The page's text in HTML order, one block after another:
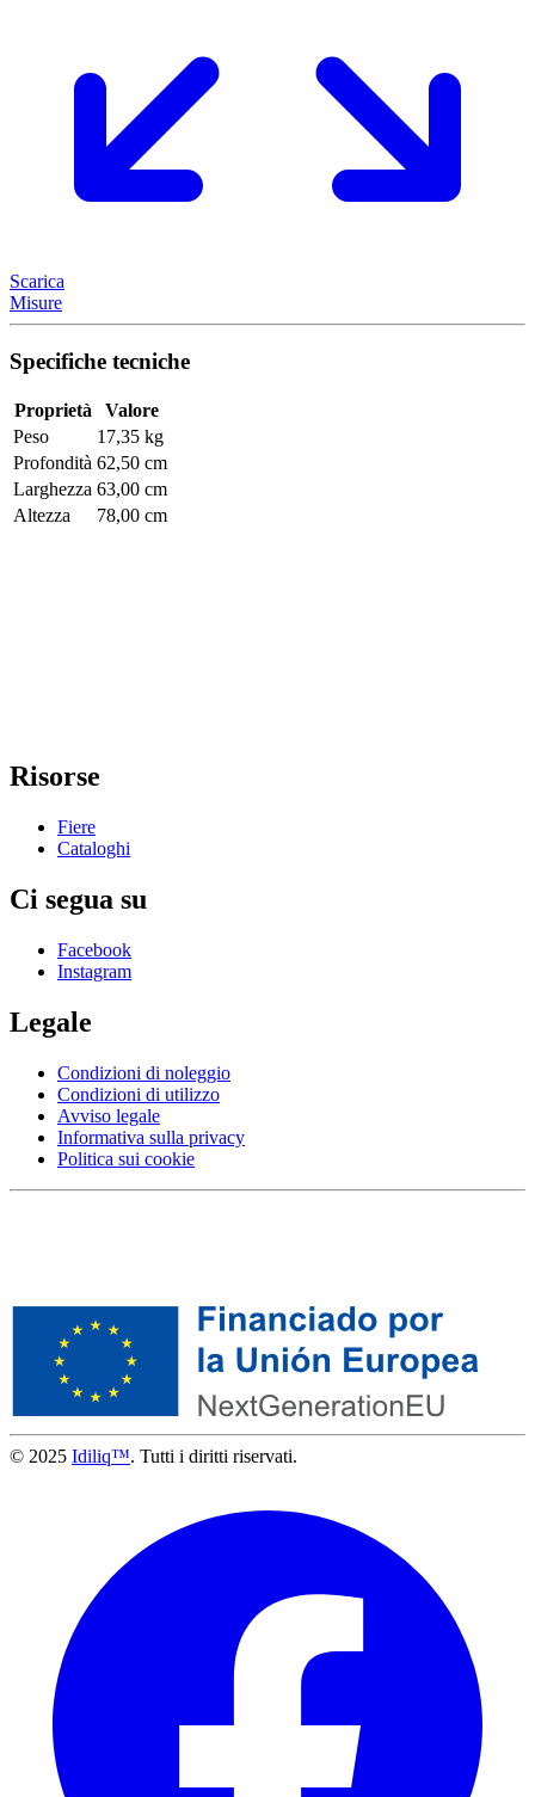
Scarica
Misure
Specifiche tecniche
Proprietà
Valore
Peso
17,35 kg
Profondità 62,50 cm
Larghezza 63,00 cm
Altezza
78,00 cm
Risorse
Fiere
Cataloghi
Ci segua su
Facebook
Instagram
Legale
Condizioni di noleggio
Condizioni di utilizzo
Avviso legale
Informativa sulla privacy
Politica sui cookie
© 2025 Idiliq™. Tutti i diritti riservati.